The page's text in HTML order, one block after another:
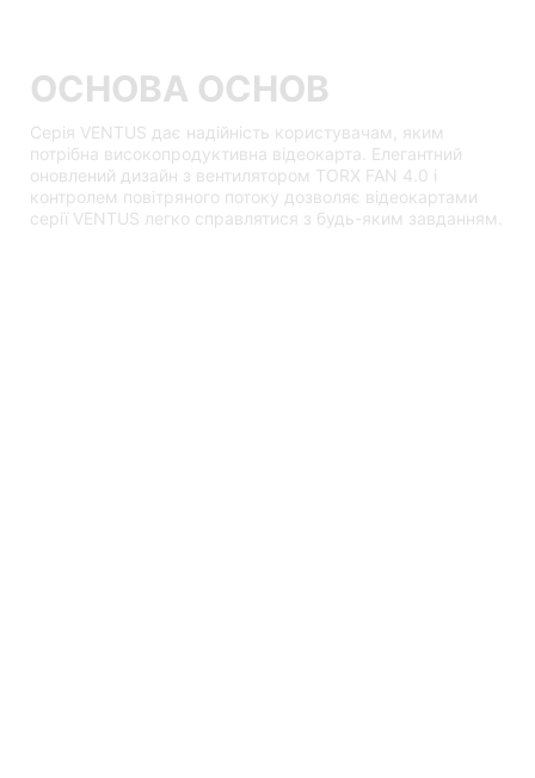
ОСНОВА ОСНОВ
Серія VENTUS дає надійність користувачам, яким
потрібна високопродуктивна відеокарта. Елегантний
оновлений дизайн з вентилятором TORX FAN 4.0 і
контролем повітряного потоку дозволяє відеокартами
серії VENTUS легко справлятися з будь-яким завданням.